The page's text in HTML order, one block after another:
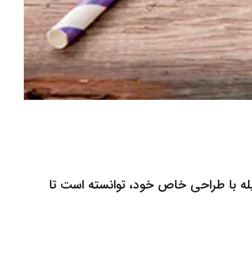
با طراحی خاص خود، توانسته است تا